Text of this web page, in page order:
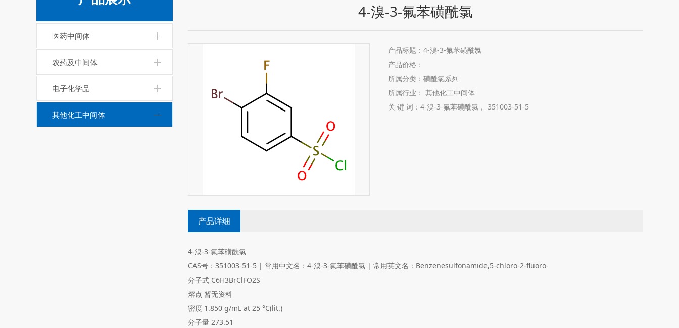
医药中间体
农药及中间体
电子化学品
其他化工中间体
4-溴-3-氟苯磺酰氯
产品标题：4-溴-3-氟苯磺酰氯
产品价格：
所属分类：磺酰氯系列
所属行业： 其他化工中间体
关 键 词：4-溴-3-氟苯磺酰氯， 351003-51-5
产品详细
4-溴-3-氟苯磺酰氯
CAS号：351003-51-5 | 常用中文名：4-溴-3-氟苯磺酰氯 | 常用英文名：Benzenesulfonamide,5-chloro-2-fluoro-
分子式 C6H3BrClFO2S
熔点 暂无资料
密度 1.850 g/mL at 25 °C(lit.)
分子量 273.51